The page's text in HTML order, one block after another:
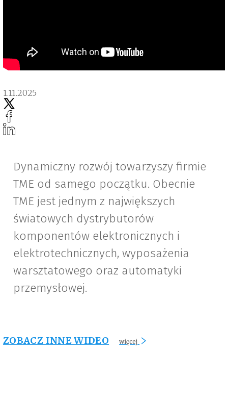
1.11.2025
Dynamiczny rozwój towarzyszy firmie
TME od samego początku. Obecnie
TME jest jednym z największych
światowych dystrybutorów
komponentów elektronicznych i
elektrotechnicznych, wyposażenia
warsztatowego oraz automatyki
przemysłowej.
ZOBACZ INNE WIDEO więcej